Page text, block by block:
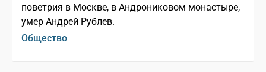
поветрия в Москве, в Андрониковом монастыре,
умер Андрей Рублев.
Общество